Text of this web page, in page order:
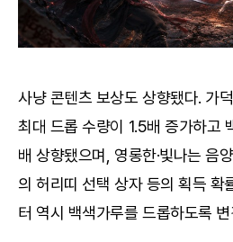
사냥 콘텐츠 보상도 상향됐다. 가
최대 드롭 수량이 1.5배 증가하고
배 상향됐으며, 영롱한·빛나는 음
의 허리띠 선택 상자 등의 획득 확
터 역시 백색가루를 드롭하도록